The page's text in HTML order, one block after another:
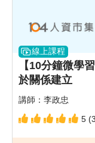
線上課程
【10分鐘微學
於關係建立
講師：李政忠
5